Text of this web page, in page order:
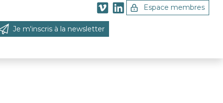
recherche
Je m'inscris à la newsletter
Espace membres